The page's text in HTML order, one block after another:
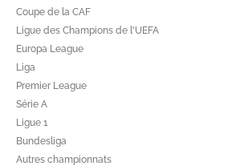
Coupe de la CAF
Ligue des Champions de l'UEFA
Europa League
Liga
Premier League
Série A
Ligue 1
Bundesliga
Autres championnats